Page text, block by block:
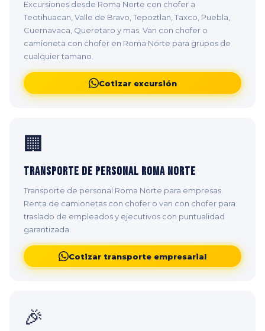
Excursiones desde Roma Norte con chofer a
Teotihuacan, Valle de Bravo, Tepoztlan, Taxco, Puebla,
Cuernavaca, Queretaro y mas. Van con chofer o
camioneta con chofer en Roma Norte para grupos de
cualquier tamano.
Cotizar excursión
🏢
Transporte de Personal Roma Norte
Transporte de personal Roma Norte para empresas.
Renta de camionetas con chofer o van con chofer para
traslado de empleados y ejecutivos con puntualidad
garantizada.
Cotizar transporte empresarial
🎉